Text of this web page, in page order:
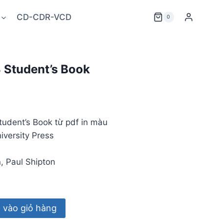
CD-CDR-VCD 0
Book
Book từ pdf in màu
Press
Paul Shipton
vào giỏ hàng